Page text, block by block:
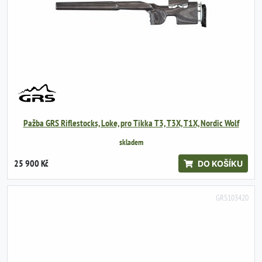
Pažba GRS Riflestocks, Loke, pro Tikka T3, T3X, T1X, Nordic Wolf
skladem
25 900 Kč DO KOŠÍKU
GRS103420